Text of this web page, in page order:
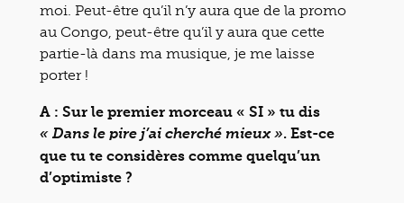
moi. Peut-être qu’il n’y aura que de la promo
au Congo, peut-être qu’il y aura que cette
partie-là dans ma musique, je me laisse
porter !
A : Sur le premier morceau « SI » tu dis
« Dans le pire j’ai cherché mieux ». Est-ce
que tu te considères comme quelqu’un
d’optimiste ?